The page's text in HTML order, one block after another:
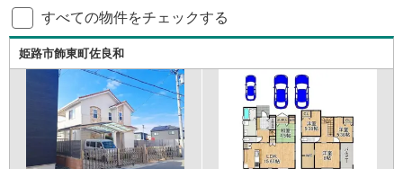
すべての物件をチェックする
姫路市飾東町佐良和